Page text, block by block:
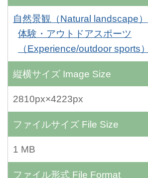
自然景観（Natural landscape）
体験・アウトドアスポーツ
（Experience/outdoor sports）
縦横サイズ Image Size
2810px×4223px
ファイルサイズ File Size
1 MB
ファイル形式 File Format